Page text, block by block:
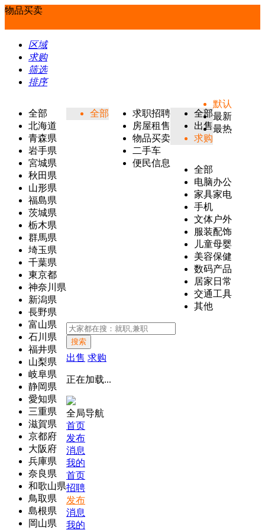
物品买卖
区域
求购
筛选
排序
全部
北海道
青森県
岩手県
宮城県
秋田県
山形県
福島県
茨城県
栃木県
群馬県
埼玉県
千葉県
東京都
神奈川県
新潟県
長野県
富山県
石川県
福井県
山梨県
岐阜県
静岡県
愛知県
三重県
滋賀県
京都府
大阪府
兵庫県
奈良県
和歌山県
鳥取県
島根県
岡山県
全部
求职招聘
房屋租售
物品买卖
二手车
便民信息
全部
出售
求购
全部
电脑办公
家具家电
手机
文体户外
服装配饰
儿童母婴
美容保健
数码产品
居家日常
交通工具
其他
默认
最新
最热
搜索
出售 求购
正在加载...
全局导航
首页
发布
消息
我的
首页
招聘
发布
消息
我的